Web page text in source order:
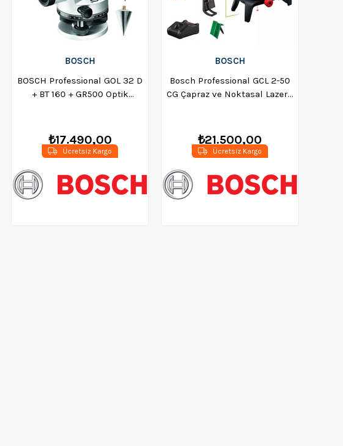
BOSCH
BOSCH Professional GOL 32 D
+ BT 160 + GR500 Optik
₺17.490,00
Ücretsiz Kargo
BOSCH
Bosch Professional GCL 2-50
CG Çapraz ve Noktasal Lazer -
₺21.500,00
Ücretsiz Kargo